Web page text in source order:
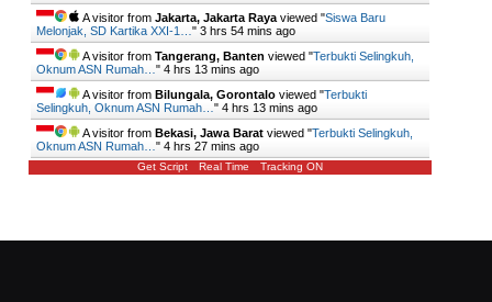
A visitor from Jakarta, Jakarta Raya viewed "Siswa Baru
Melonjak, SD Kartika XXI-1… " 3 hrs 54 mins ago
A visitor from Tangerang, Banten viewed "Terbukti Selingkuh,
Oknum ASN Rumah… " 4 hrs 13 mins ago
A visitor from Bilungala, Gorontalo viewed "Terbukti
Selingkuh, Oknum ASN Rumah… " 4 hrs 13 mins ago
A visitor from Bekasi, Jawa Barat viewed "Terbukti Selingkuh,
Oknum ASN Rumah… " 4 hrs 27 mins ago
Get Script Real Time Tracking ON